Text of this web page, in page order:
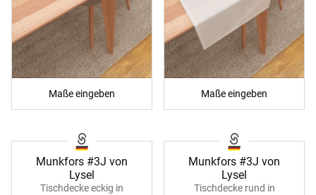
Maße eingeben Maße eingeben
Munkfors #3J von
Lysel
Tischdecke eckig in
Munkfors #3J von
Lysel
Tischdecke rund in